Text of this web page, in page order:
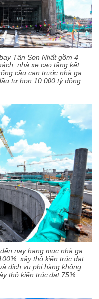
Tân Sơn Nhất gồm 4
nhà xe cao tầng kết
cầu cạn trước nhà ga
tư hơn 10.000 tỷ đồng.
nay hạng mục nhà ga
xây thô kiến trúc đạt
dịch vụ phi hàng không
thô kiến trúc đạt 75%.